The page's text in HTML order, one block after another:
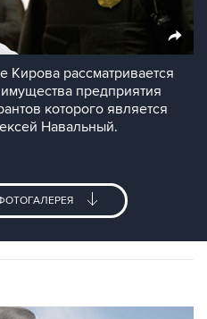
Кирова рассматривается
предприятия
которого является
Навальный.